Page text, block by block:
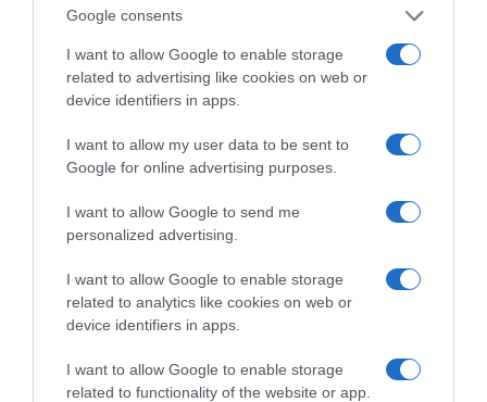
Google consents
I want to allow Google to enable storage
related to advertising like cookies on web or
device identifiers in apps.
I want to allow my user data to be sent to
Google for online advertising purposes.
I want to allow Google to send me
personalized advertising.
I want to allow Google to enable storage
related to analytics like cookies on web or
device identifiers in apps.
I want to allow Google to enable storage
related to functionality of the website or app.
Πεινάς και εσύ μετά το
ξενύχτι; 5 καντίνες
στην Αθήνα που
σώζουν τις βραδινές
Πώς να ξεφλουδίζεις
foodie πρέπει να ξέρει
Οι «Τυπολογίες» περνούν στην εικόνα, έχοντας
ως πρώτο καλεσμένο στο νέο vidcast τον Παύλο
Μαρινάκη